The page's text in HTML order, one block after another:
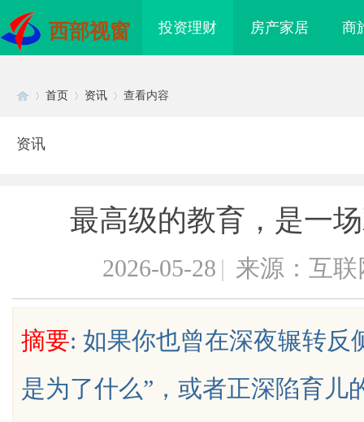
西部视窗 投资理财 房产家居 商
首页 资讯 查看内容
资讯
最高级的教育，是一
2026-05-28 | 来源：互联
摘要: 如果你也曾在深夜辗转反
是为了什么”，或者正深陷育儿
整张脸的点睛之